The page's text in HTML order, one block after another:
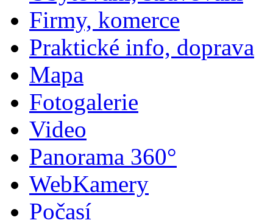
Firmy, komerce
Praktické info, doprava
Mapa
Fotogalerie
Video
Panorama 360°
WebKamery
Počasí